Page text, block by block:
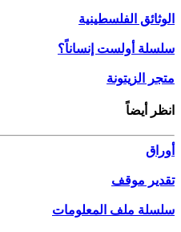
الوثائق الفلسطينية
سلسلة أولست إنساناً؟
متجر الزيتونة
انظر أيضاً
أوراق
تقدير موقف
سلسلة ملف المعلومات